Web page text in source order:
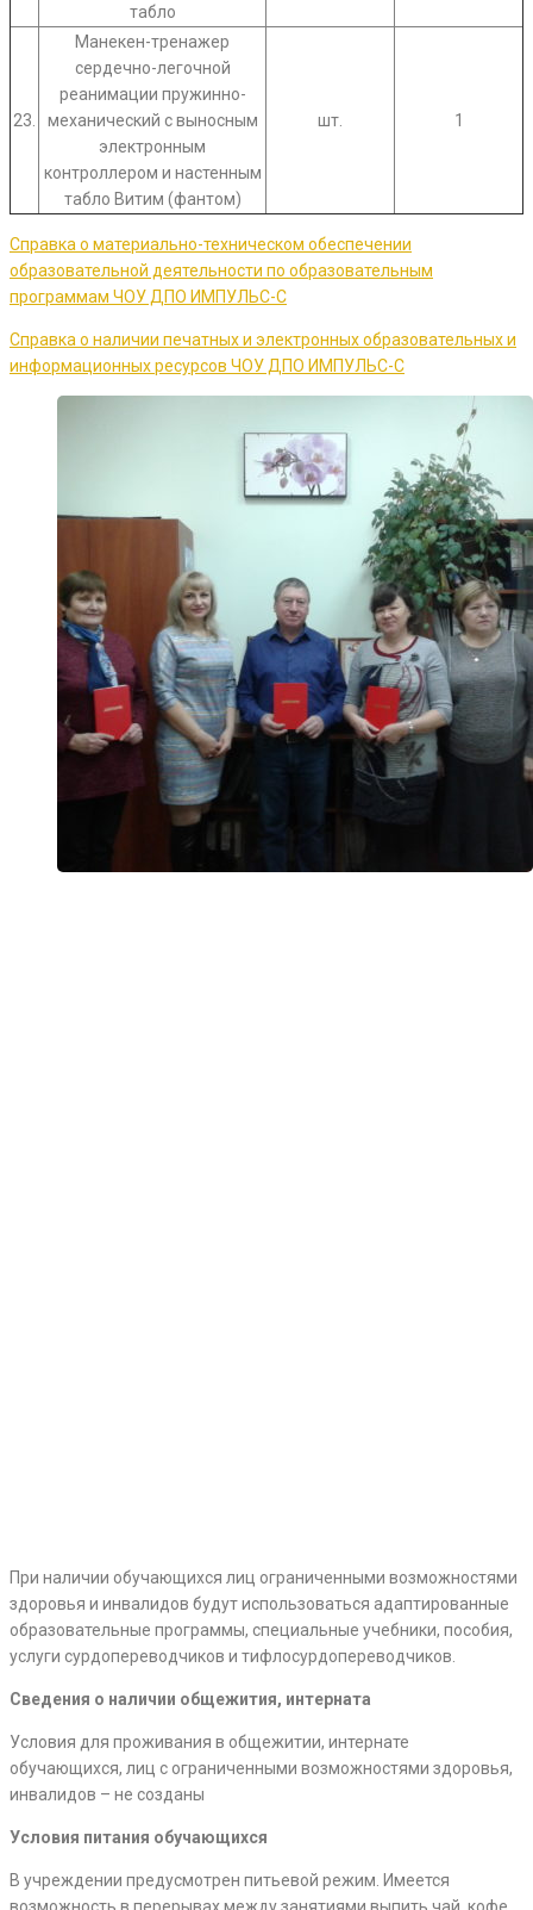
табло
23.
Манекен-тренажер
сердечно-легочной
реанимации пружинно-
механический с выносным
электронным
контроллером и настенным
табло Витим (фантом)
шт. 1
Справка о материально-техническом обеспечении
образовательной деятельности по образовательным
программам ЧОУ ДПО ИМПУЛЬС-С
Справка о наличии печатных и электронных образовательных и
информационных ресурсов ЧОУ ДПО ИМПУЛЬС-С
При наличии обучающихся лиц ограниченными возможностями
здоровья и инвалидов будут использоваться адаптированные
образовательные программы, специальные учебники, пособия,
услуги сурдопереводчиков и тифлосурдопереводчиков.
Сведения о наличии общежития, интерната
Условия для проживания в общежитии, интернате
обучающихся, лиц с ограниченными возможностями здоровья,
инвалидов – не созданы
Условия питания обучающихся
В учреждении предусмотрен питьевой режим. Имеется
возможность в перерывах между занятиями выпить чай, кофе.